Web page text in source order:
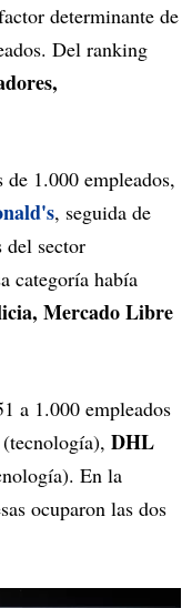
determinante de
Del ranking
de 1.000 empleados,
, seguida de
del sector
categoría había
Mercado Libre
a 1.000 empleados
(tecnología), DHL
En la
ocuparon las dos